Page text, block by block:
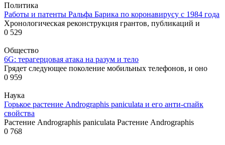
Политика
Работы и патенты Ральфа Барика по коронавирусу с 1984 года
Хронологическая реконструкция грантов, публикаций и
0 529
Общество
6G: терагерцовая атака на разум и тело
Грядет следующее поколение мобильных телефонов, и оно
0 959
Наука
Горькое растение Andrographis paniculata и его анти-спайк
свойства
Растение Andrographis paniculata Растение Andrographis
0 768